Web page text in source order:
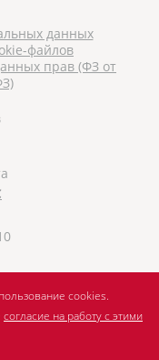
данных
файлов
прав (ФЗ от
cookies.
согласие на работу с этими